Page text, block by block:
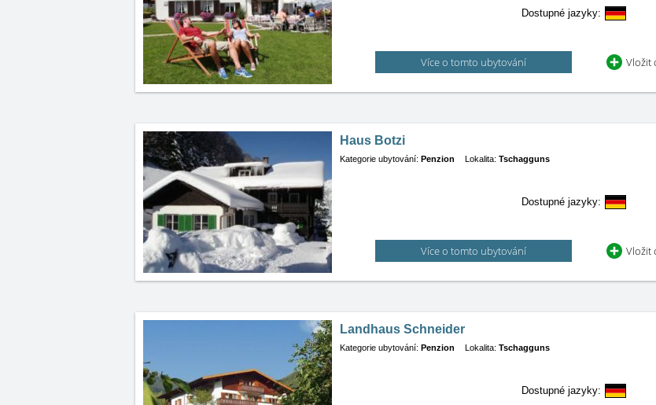
Dostupné jazyky:
Více o tomto ubytování Vložit
Haus Botzi
Kategorie ubytování: Penzion Lokalita: Tschagguns
Dostupné jazyky:
Více o tomto ubytování Vložit
Landhaus Schneider
Kategorie ubytování: Penzion Lokalita: Tschagguns
Dostupné jazyky: